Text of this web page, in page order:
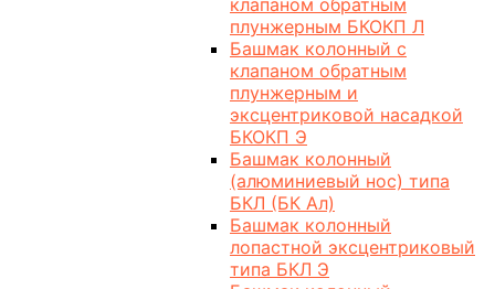
клапаном обратным
плунжерным БКОКП Л
Башмак колонный с
клапаном обратным
плунжерным и
эксцентриковой насадкой
БКОКП Э
Башмак колонный
(алюминиевый нос) типа
БКЛ (БК Ал)
Башмак колонный
лопастной эксцентриковый
типа БКЛ Э